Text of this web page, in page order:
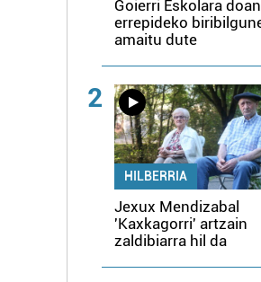
Goierri Eskolara doan
errepideko
amaitu dute
2
HILBERRIA
Jexux Mendizabal
'Kaxkagorri' artzain
zaldibiarra hil da